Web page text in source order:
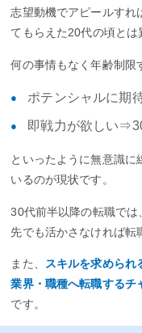
志望動機でアピールすれ
てもらえた20代の頃とは
何の事情もなく年齢制限
ポテンシャルに期
即戦力が欲しい
といったように無意識に
いるのが現状です。
30代前半以降の転職で
先でも活かさなければ転
また、
スキルを求められ
業界・職種へ転職するチ
です。